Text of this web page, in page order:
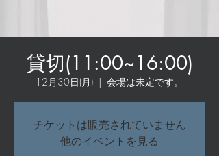
貸切(11:00~16:00)
12月30日(月)
  |
会場は未定です。
チケットは販売されていません
他のイベントを見る